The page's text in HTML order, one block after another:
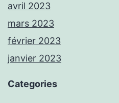
avril 2023
mars 2023
février 2023
janvier 2023
Categories